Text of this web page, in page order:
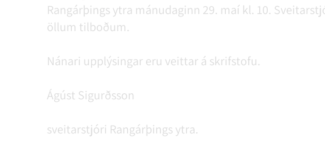
Rangárþings ytra mánudaginn 29. maí kl. 10.
öllum tilboðum.
Nánari upplýsingar eru veittar á skrifstofu.
Ágúst Sigurðsson
sveitarstjóri Rangárþings ytra.